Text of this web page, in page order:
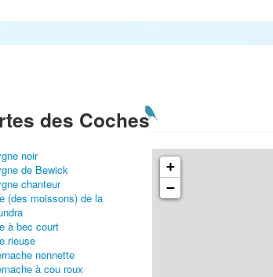
des Coches
noir
de Bewick
chanteur
(des moissons) de la
à bec court
rieuse
nonnette
à cou roux
+
−